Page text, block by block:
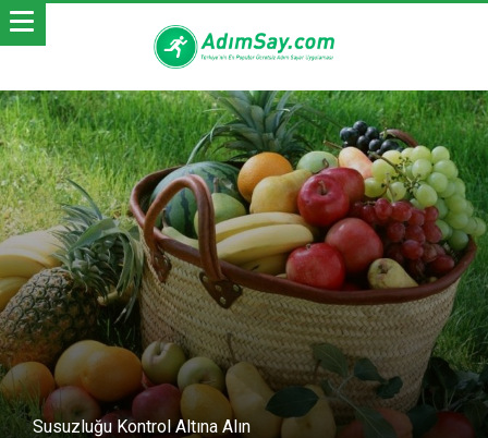
Susuzluğu Kontrol Altına Alın